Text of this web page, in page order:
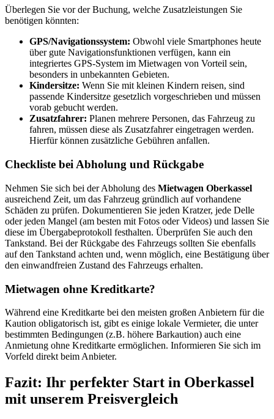
Überlegen Sie vor der Buchung, welche Zusatzleistungen Sie
benötigen könnten:
GPS/Navigationssystem: Obwohl viele Smartphones heute
über gute Navigationsfunktionen verfügen, kann ein
integriertes GPS-System im Mietwagen von Vorteil sein,
besonders in unbekannten Gebieten.
Kindersitze: Wenn Sie mit kleinen Kindern reisen, sind
passende Kindersitze gesetzlich vorgeschrieben und müssen
vorab gebucht werden.
Zusatzfahrer: Planen mehrere Personen, das Fahrzeug zu
fahren, müssen diese als Zusatzfahrer eingetragen werden.
Hierfür können zusätzliche Gebühren anfallen.
Checkliste bei Abholung und Rückgabe
Nehmen Sie sich bei der Abholung des Mietwagen Oberkassel
ausreichend Zeit, um das Fahrzeug gründlich auf vorhandene
Schäden zu prüfen. Dokumentieren Sie jeden Kratzer, jede Delle
oder jeden Mangel (am besten mit Fotos oder Videos) und lassen Sie
diese im Übergabeprotokoll festhalten. Überprüfen Sie auch den
Tankstand. Bei der Rückgabe des Fahrzeugs sollten Sie ebenfalls
auf den Tankstand achten und, wenn möglich, eine Bestätigung über
den einwandfreien Zustand des Fahrzeugs erhalten.
Mietwagen ohne Kreditkarte?
Während eine Kreditkarte bei den meisten großen Anbietern für die
Kaution obligatorisch ist, gibt es einige lokale Vermieter, die unter
bestimmten Bedingungen (z.B. höhere Barkaution) auch eine
Anmietung ohne Kreditkarte ermöglichen. Informieren Sie sich im
Vorfeld direkt beim Anbieter.
Fazit: Ihr perfekter Start in Oberkassel
mit unserem Preisvergleich